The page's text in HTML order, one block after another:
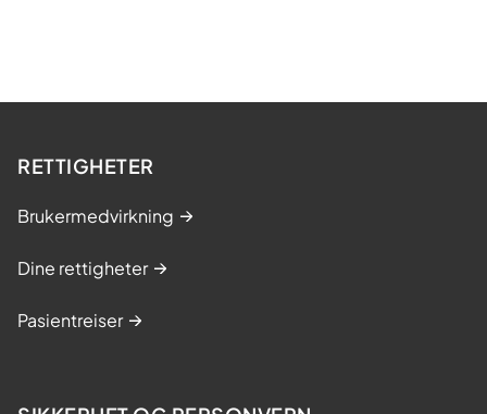
RETTIGHETER
Brukermedvirkning
Dine rettigheter
Pasientreiser